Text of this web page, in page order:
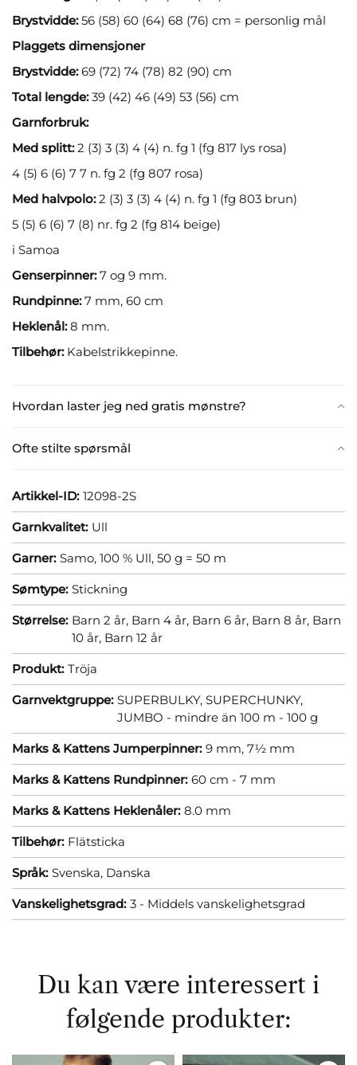
Hvordan laster jeg ned gratis mønstre?
Ofte stilte spørsmål
Brystvidde:56 (58) 60 (64) 68 (76) cm = personlig mål
Plaggets dimensjoner
Brystvidde:69 (72) 74 (78) 82 (90) cm
Total lengde:39 (42) 46 (49) 53 (56) cm
Garnforbruk:
Med splitt:2 (3) 3 (3) 4 (4) n. fg 1 (fg 817 lys rosa)
4 (5) 6 (6) 7 7 n. fg 2 (fg 807 rosa)
Med halvpolo:2 (3) 3 (3) 4 (4) n. fg 1 (fg 803 brun)
5 (5) 6 (6) 7 (8) nr. fg 2 (fg 814 beige)
i Samoa
Genserpinner:7 og 9 mm.
Rundpinne:7 mm, 60 cm
Heklenål:8 mm.
Tilbehør:Kabelstrikkepinne.
Artikkel-ID: 12098-2S
Garnkvalitet: Ull
Garner: Samo, 100 % Ull, 50 g = 50 m
Sømtype: Stickning
Størrelse: Barn 2 år, Barn 4 år, Barn 6 år, Barn 8 år, Barn
10 år, Barn 12 år
Produkt: Tröja
Garnvektgruppe: SUPERBULKY, SUPERCHUNKY,
JUMBO - mindre än 100 m - 100 g
Marks & Kattens Jumperpinner: 9 mm, 7½ mm
Marks & Kattens Rundpinner: 60 cm - 7 mm
Marks & Kattens Heklenåler: 8.0 mm
Tilbehør: Flätsticka
Språk: Svenska, Danska
Vanskelighetsgrad: 3 - Middels vanskelighetsgrad
Du kan være interessert i
følgende produkter: